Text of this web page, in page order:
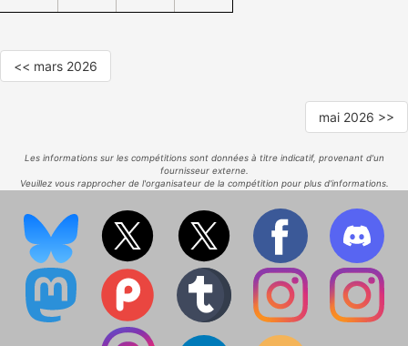
<< mars 2026
mai 2026 >>
Les informations sur les compétitions sont données à titre indicatif, provenant d'un
fournisseur externe.
Veuillez vous rapprocher de l'organisateur de la compétition pour plus d'informations.